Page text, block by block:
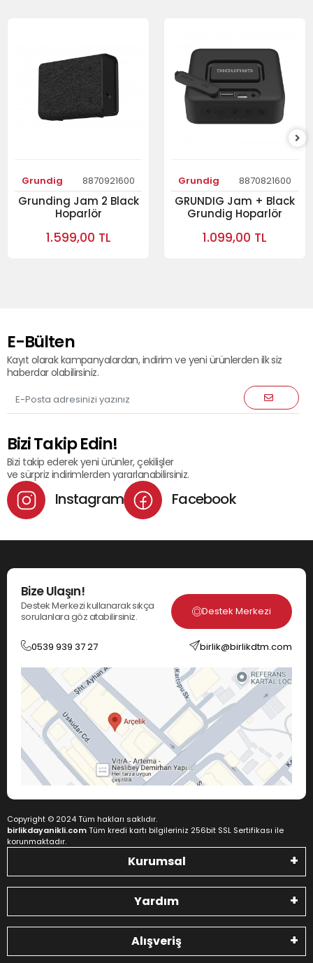
Grundig 8870921600
Grunding Jam 2 Black
Hoparlör
1.599,00 TL
Grundig 8870821600
GRUNDIG Jam + Black
Grundig Hoparlör
1.099,00 TL
E-Bülten
Kayıt olarak kampanyalardan, indirim ve yeni ürünlerden ilk siz
haberdar olabilirsiniz.
Bizi Takip Edin!
Bizi takip ederek yeni ürünler, çekilişler
ve sürpriz indirimlerden yararlanabilirsiniz.
Instagram Facebook
Bize Ulaşın!
Destek Merkezi kullanarak sıkça
sorulanlara göz atabilirsiniz.
Destek Merkezi
0539 939 37 27 birlik@birlikdtm.com
Copyright © 2024 Tüm hakları saklıdır.
birlikdayanikli.comTüm kredi kartı bilgileriniz 256bit SSL Sertifikası ile
korunmaktadır.
Kurumsal
Yardım
Alışveriş